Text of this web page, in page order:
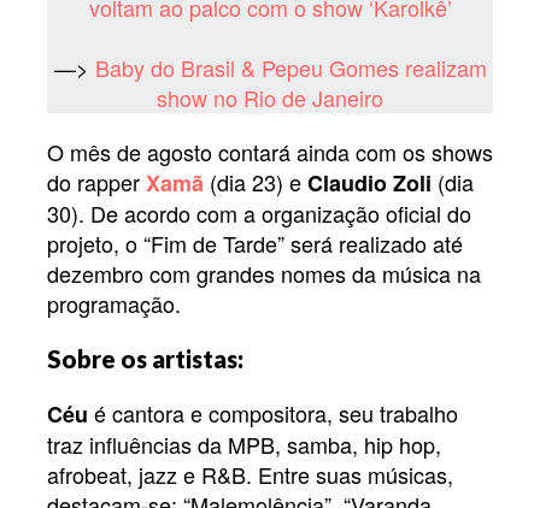
voltam ao palco com o show ‘Karolkê’
—> Baby do Brasil & Pepeu Gomes realizam
show no Rio de Janeiro
O mês de agosto contará ainda com os shows
do rapperXamã (dia 23) eClaudio Zoli (dia
30). De acordo com a organização oficial do
projeto, o “Fim de Tarde” será realizado até
dezembro com grandes nomes da música na
programação.
Sobre os artistas:
Céu é cantora e compositora, seu trabalho
traz influências da MPB, samba, hip hop,
afrobeat, jazz e R&B. Entre suas músicas,